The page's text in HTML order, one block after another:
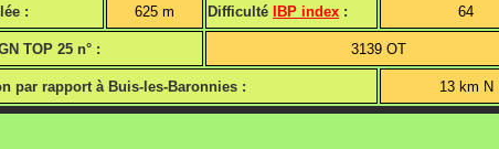
: 625 m Difficulté IBP index : 64
TOP 25 n° : 3139 OT
par rapport à Buis-les-Baronnies : 13 km N